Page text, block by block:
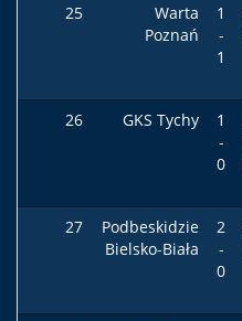
25
Warta
Poznań
1
-
1
26 GKS Tychy
1
-
0
27
Podbeskidzie
Bielsko-Biała
2
-
0